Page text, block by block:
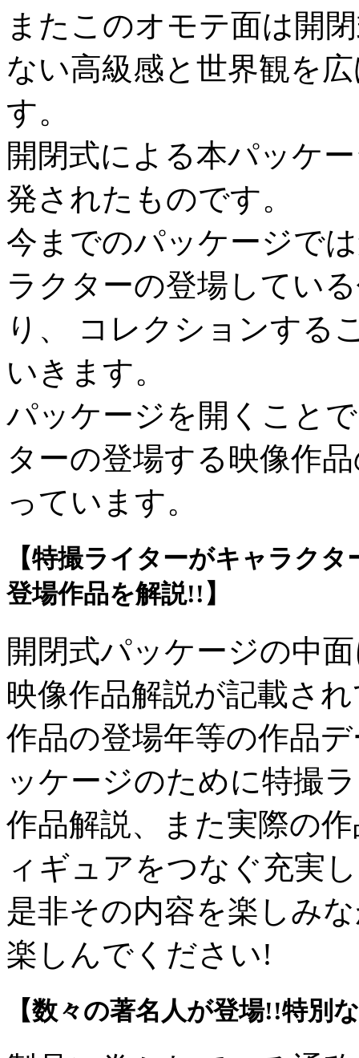
またこのオモテ面は開
ない高級感と世界観を
す。
開閉式による本パッケ
発されたものです。
今までのパッケージで
ラクターの登場してい
り、 コレクションする
いきます。
パッケージを開くこと
ターの登場する映像作
っています。
【特撮ライターがキャラクタ
登場作品を解説!!】
開閉式パッケージの中
映像作品解説が記載さ
作品の登場年等の作品
ッケージのために特撮
作品解説、また実際の
ィギュアをつなぐ充実
是非その内容を楽しみ
楽しんでください!
【数々の著名人が登場!!特別